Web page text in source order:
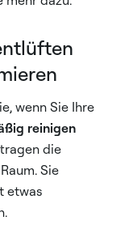
wenn Sie Ihre
reinigen
die
Sie
etwas